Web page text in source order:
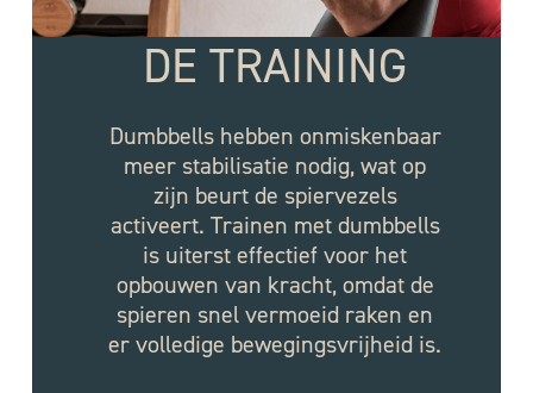
DE TRAINING
Dumbbells hebben onmiskenbaar
meer stabilisatie nodig, wat op
zijn beurt de spiervezels
activeert. Trainen met dumbbells
is uiterst effectief voor het
opbouwen van kracht, omdat de
spieren snel vermoeid raken en
er volledige bewegingsvrijheid is.